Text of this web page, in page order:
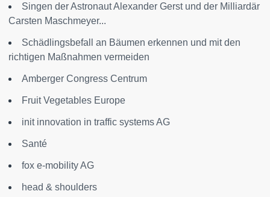
Singen der Astronaut Alexander Gerst und der Milliardär
Carsten Maschmeyer...
Schädlingsbefall an Bäumen erkennen und mit den
richtigen Maßnahmen vermeiden
Amberger Congress Centrum
Fruit Vegetables Europe
init innovation in traffic systems AG
Santé
fox e-mobility AG
head & shoulders